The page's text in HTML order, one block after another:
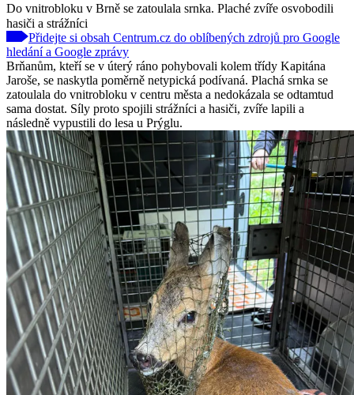
Do vnitrobloku v Brně se zatoulala srnka. Plaché zvíře osvobodili
hasiči a strážníci
Přidejte si obsah Centrum.cz do oblíbených zdrojů pro Google
hledání a Google zprávy
Brňanům, kteří se v úterý ráno pohybovali kolem třídy Kapitána
Jaroše, se naskytla poměrně netypická podívaná. Plachá srnka se
zatoulala do vnitrobloku v centru města a nedokázala se odtamtud
sama dostat. Síly proto spojili strážníci a hasiči, zvíře lapili a
následně vypustili do lesa u Prýglu.